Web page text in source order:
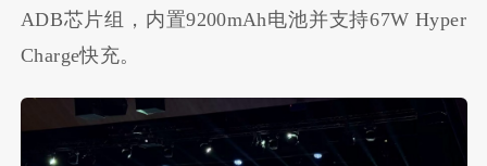
ADB芯片组，内置9200mAh电池并支持67W Hyper
Charge快充。